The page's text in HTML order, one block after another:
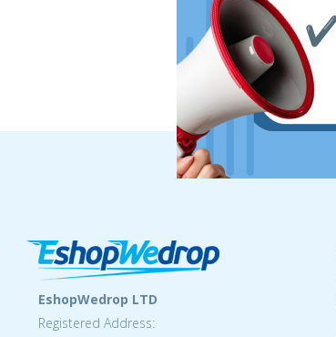
EshopWedrop LTD
Registered Address: